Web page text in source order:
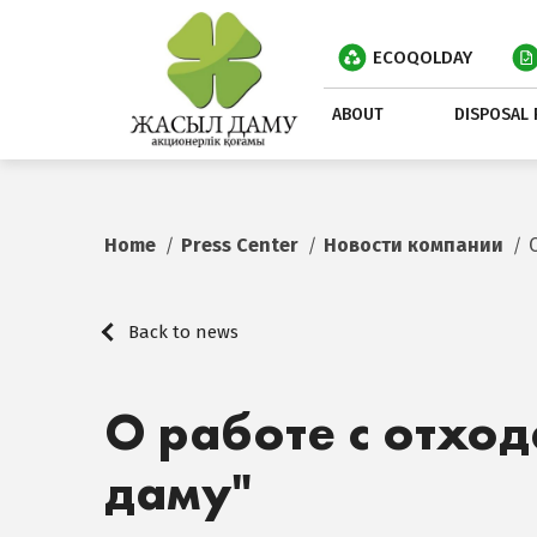
ECOQOLDAY
ABOUT DISPOSAL
Home Press Center Новости компании
Back to news
О работе с
даму"